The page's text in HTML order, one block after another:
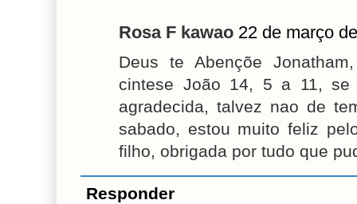
Rosa F kawao 22 de março
Deus te Abençõe
cintese João 14, 5 a 11,
agradecida, talvez nao de
sabado, estou muito feliz
filho, obrigada por tudo que
Responder